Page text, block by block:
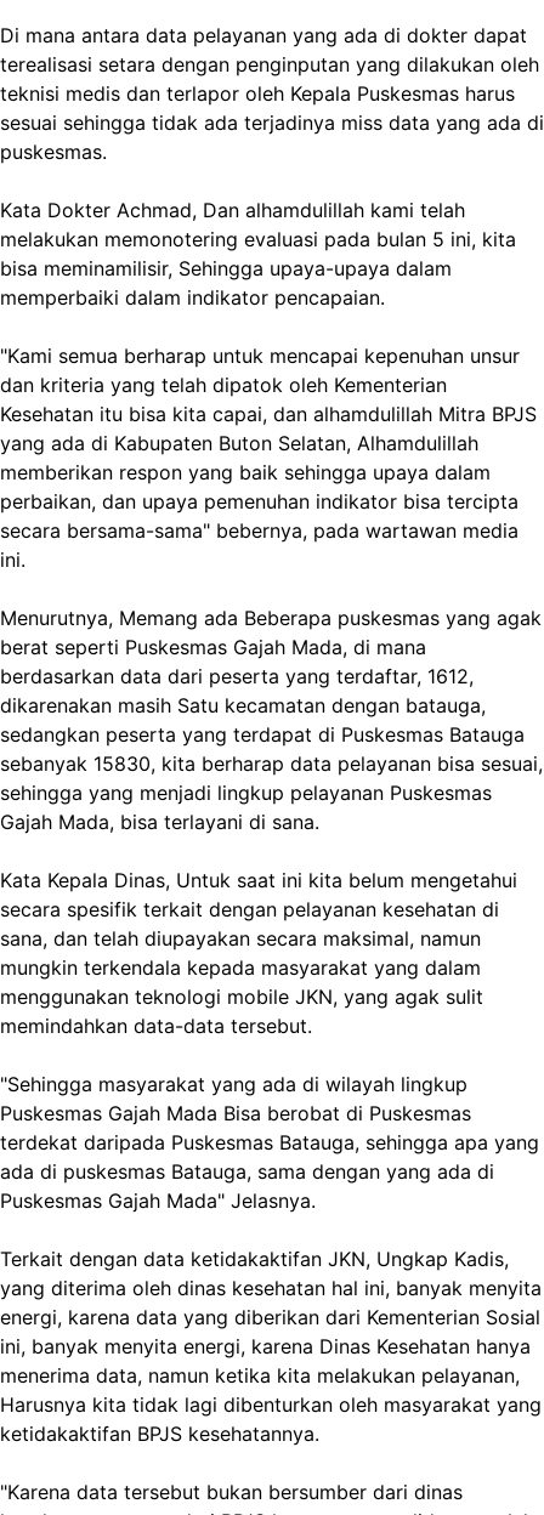
Di mana antara data pelayanan yang ada di dokter dapat
terealisasi setara dengan penginputan yang dilakukan oleh
teknisi medis dan terlapor oleh Kepala Puskesmas harus
sesuai sehingga tidak ada terjadinya miss data yang ada di
puskesmas.
Kata Dokter Achmad, Dan alhamdulillah kami telah
melakukan memonotering evaluasi pada bulan 5 ini, kita
bisa meminamilisir, Sehingga upaya-upaya dalam
memperbaiki dalam indikator pencapaian.
"Kami semua berharap untuk mencapai kepenuhan unsur
dan kriteria yang telah dipatok oleh Kementerian
Kesehatan itu bisa kita capai, dan alhamdulillah Mitra BPJS
yang ada di Kabupaten Buton Selatan, Alhamdulillah
memberikan respon yang baik sehingga upaya dalam
perbaikan, dan upaya pemenuhan indikator bisa tercipta
secara bersama-sama" bebernya, pada wartawan media
ini.
Menurutnya, Memang ada Beberapa puskesmas yang agak
berat seperti Puskesmas Gajah Mada, di mana
berdasarkan data dari peserta yang terdaftar, 1612,
dikarenakan masih Satu kecamatan dengan batauga,
sedangkan peserta yang terdapat di Puskesmas Batauga
sebanyak 15830, kita berharap data pelayanan bisa sesuai,
sehingga yang menjadi lingkup pelayanan Puskesmas
Gajah Mada, bisa terlayani di sana.
Kata Kepala Dinas, Untuk saat ini kita belum mengetahui
secara spesifik terkait dengan pelayanan kesehatan di
sana, dan telah diupayakan secara maksimal, namun
mungkin terkendala kepada masyarakat yang dalam
menggunakan teknologi mobile JKN, yang agak sulit
memindahkan data-data tersebut.
"Sehingga masyarakat yang ada di wilayah lingkup
Puskesmas Gajah Mada Bisa berobat di Puskesmas
terdekat daripada Puskesmas Batauga, sehingga apa yang
ada di puskesmas Batauga, sama dengan yang ada di
Puskesmas Gajah Mada" Jelasnya.
Terkait dengan data ketidakaktifan JKN, Ungkap Kadis,
yang diterima oleh dinas kesehatan hal ini, banyak menyita
energi, karena data yang diberikan dari Kementerian Sosial
ini, banyak menyita energi, karena Dinas Kesehatan hanya
menerima data, namun ketika kita melakukan pelayanan,
Harusnya kita tidak lagi dibenturkan oleh masyarakat yang
ketidakaktifan BPJS kesehatannya.
"Karena data tersebut bukan bersumber dari dinas